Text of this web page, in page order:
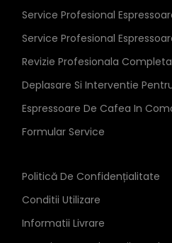
Service Profesional
Service Profesional
Revizie Profesionala Completa
Deplasare Si Interventie
Espressoare De Cafea In
Formular Service
Politică De Confidențialitate
Conditii Utilizare
Informatii Livrare